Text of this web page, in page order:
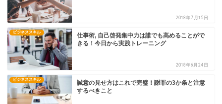
2018年7月15日
ビジネススキル
仕事術, 自己啓発集中力は誰でも高めることがで
きる！今日から実践トレーニング
2018年6月24日
ビジネススキル
誠意の見せ方はこれで完璧！謝罪の3か条と注意
するべきこと